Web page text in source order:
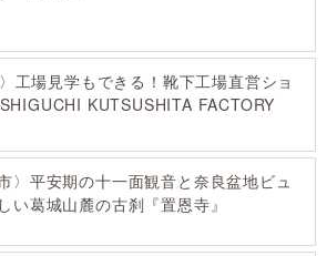
〉工場見学もできる！靴下工場直営ショ
KUTSUSHITA FACTORY
市〉平安期の十一面観音と奈良盆地ビュ
い葛城山麓の古刹『置恩寺』